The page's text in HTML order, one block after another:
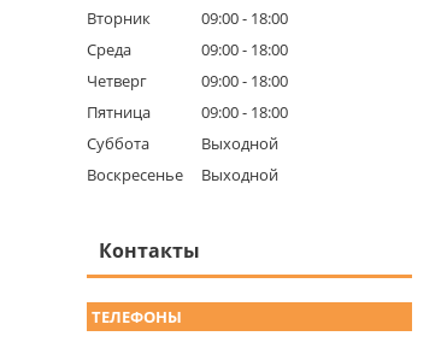
Вторник
09:00
18:00
Среда
09:00
18:00
Четверг
09:00
18:00
Пятница
09:00
18:00
Суббота
Выходной
Воскресенье
Выходной
Контакты